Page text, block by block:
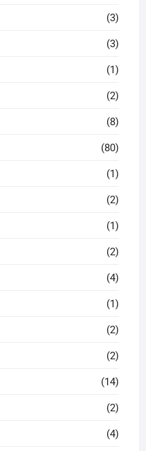
(3)
(3)
(1)
(2)
(8)
(80)
(1)
(2)
(1)
(2)
(4)
(1)
(2)
(2)
(14)
(2)
(4)